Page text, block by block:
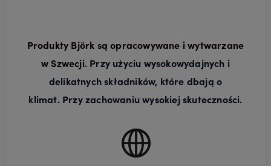
Produkty Björk są opracowywane i wytwarzane
w Szwecji. Przy użyciu wysokowydajnych i
delikatnych składników, które dbają o
klimat. Przy zachowaniu wysokiej skuteczności.